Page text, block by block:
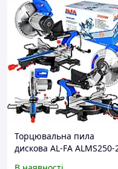
Торцювальна пила
дискова AL-FA ALMS250-